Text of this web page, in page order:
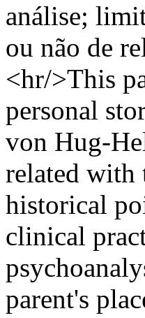
análise;
ou não de
<hr/>This
personal
von Hug-
related with
historical
clinical
parent's